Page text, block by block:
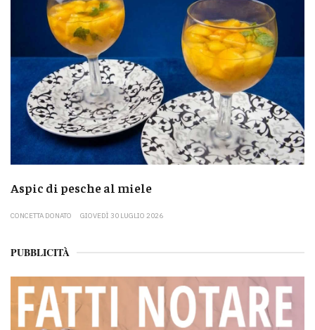
Aspic di pesche al miele
CONCETTA DONATO GIOVEDÌ 30 LUGLIO 2026
PUBBLICITÀ